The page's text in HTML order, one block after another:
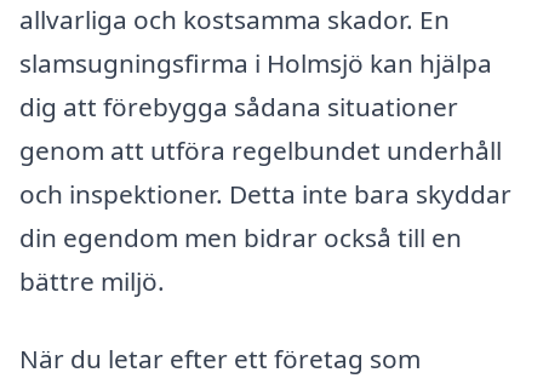
allvarliga och kostsamma skador. En
slamsugningsfirma i Holmsjö kan hjälpa
dig att förebygga sådana situationer
genom att utföra regelbundet underhåll
och inspektioner. Detta inte bara skyddar
din egendom men bidrar också till en
bättre miljö.
När du letar efter ett företag som